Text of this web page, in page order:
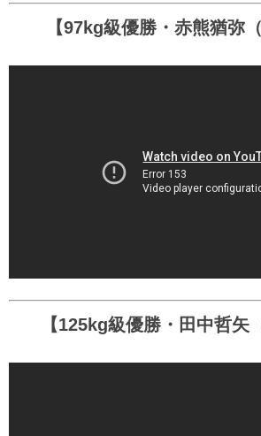
【97kg級優勝・赤熊猶弥
【125kg級優勝・田中哲矢